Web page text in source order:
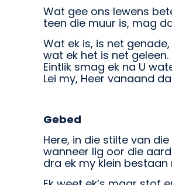
Wat gee ons lewens
teen die muur is, mag
Wat ek is, is net genade,
wat ek het is net geleen.
Eintlik smag ek na U
Lei my, Heer vanaand
Gebed
Here, in die stilte van
wanneer lig oor die
dra ek my klein bestaan